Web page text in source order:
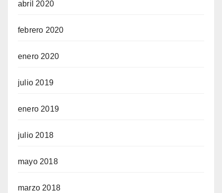
abril 2020
febrero 2020
enero 2020
julio 2019
enero 2019
julio 2018
mayo 2018
marzo 2018